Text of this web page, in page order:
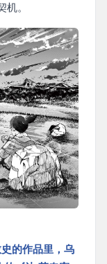
。
的作品里，乌